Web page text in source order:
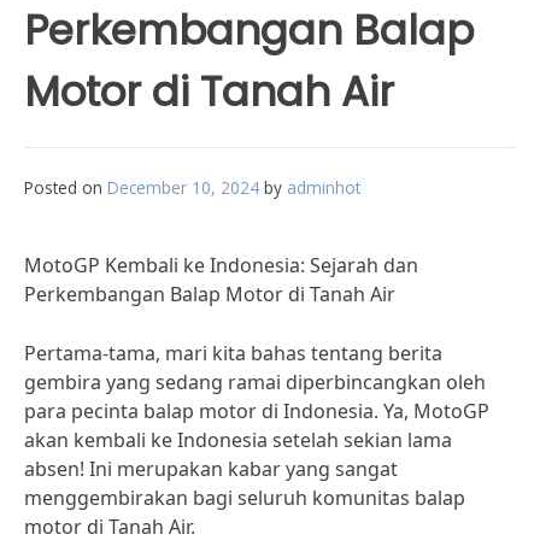
Perkembangan Balap
Motor di Tanah Air
Posted on December 10, 2024 by adminhot
MotoGP Kembali ke Indonesia: Sejarah dan
Perkembangan Balap Motor di Tanah Air
Pertama-tama, mari kita bahas tentang berita
gembira yang sedang ramai diperbincangkan oleh
para pecinta balap motor di Indonesia. Ya, MotoGP
akan kembali ke Indonesia setelah sekian lama
absen! Ini merupakan kabar yang sangat
menggembirakan bagi seluruh komunitas balap
motor di Tanah Air.